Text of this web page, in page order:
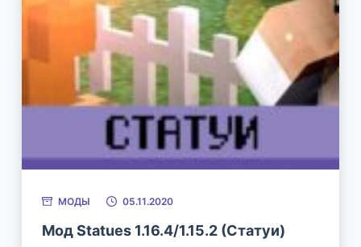
МОДЫ 05.11.2020
Мод Statues 1.16.4/1.15.2 (Статуи)